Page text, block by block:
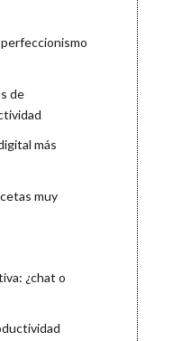
de
más
muy
¿chat o